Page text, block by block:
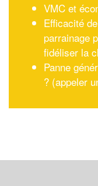
VMC et
Efficacité
parrainage
fidéliser la
Panne
? (appeler